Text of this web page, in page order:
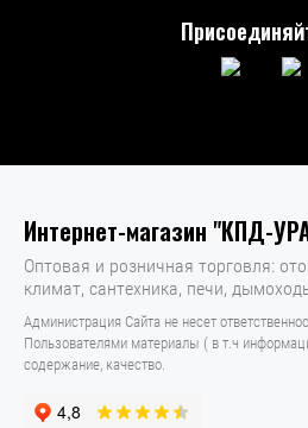
Интернет-магазин "КПД-
Оптовая и розничная торговля:
климат, сантехника, печи,
Администрация Сайта не несет
Пользователями материалы ( в т.ч
содержание, качество.